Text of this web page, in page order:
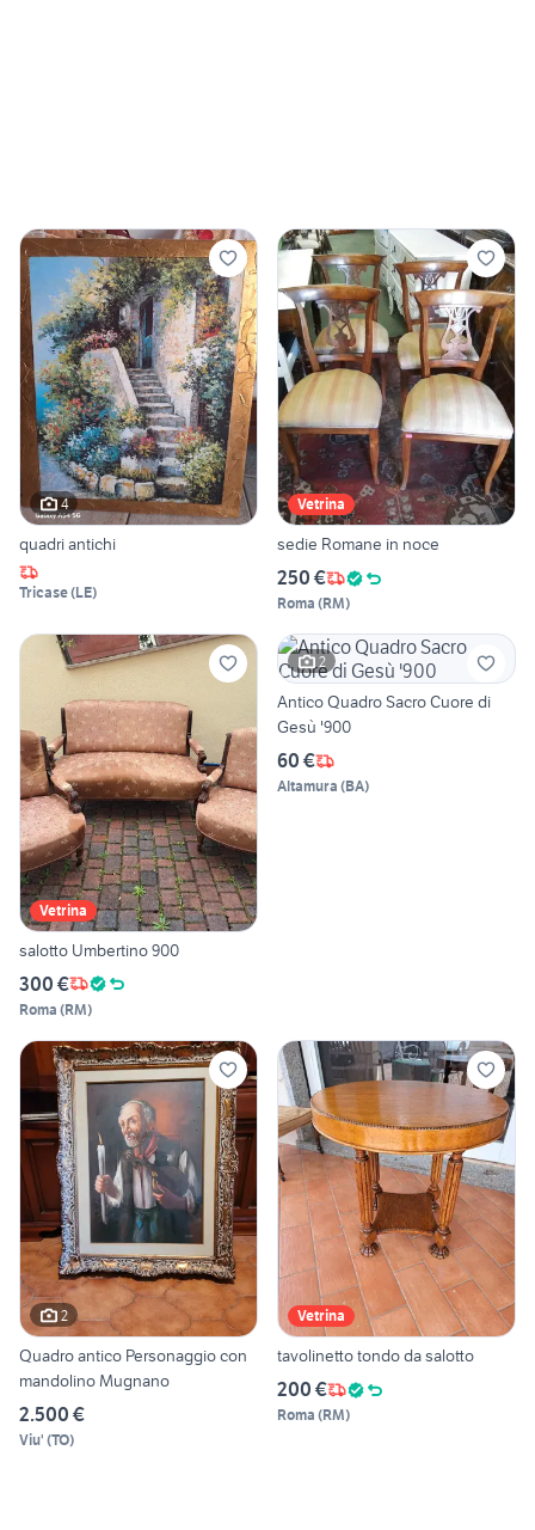
4
quadri antichi
Tricase(LE)
Vetrina
sedie Romane in noce
250 €
Roma (RM)
Vetrina
salotto Umbertino 900
300 €
Roma (RM)
2
Antico Quadro Sacro Cuore di
Gesù '900
60 €
Altamura (BA)
2
Quadro antico Personaggio con
mandolino Mugnano
2.500 €
Viu' (TO)
Vetrina
tavolinetto tondo da salotto
200 €
Roma (RM)